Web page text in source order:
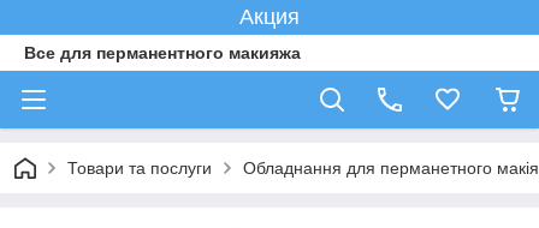
Акция
Все для перманентного макияжа
Товари та послуги Обладнання для перманетного